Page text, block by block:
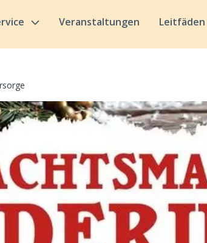
Veranstaltungen Leitfäden